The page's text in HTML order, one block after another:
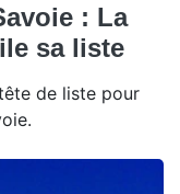
: La
sa liste
de liste pour